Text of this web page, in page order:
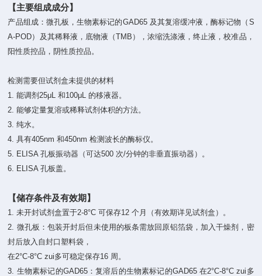
【主要组成成分】
产品组成：微孔板，生物素标记的GAD65 及其复溶缓冲液，酶标记物（S
A-POD）及其稀释液，底物液（TMB），浓缩洗涤液，终止液，校准品，
阳性质控品，阴性质控品。
检测需要但试剂盒未提供的材料
1. 能调剂25μL 和100μL 的移液器。
2. 能够定量复溶或稀释试剂体积的方法。
3. 纯水。
4. 具有405nm 和450nm 检测波长的酶标仪。
5. ELISA 孔板振动器（可达500 次/分钟的非垂直振动器）。
6. ELISA 孔板盖。
【储存条件及有效期】
1. 未开封试剂盒置于2-8°C 可保存12 个月（有效期详见试剂盒）。
2. 微孔板：包装开封后但未使用的板条需放回原铝箔袋，加入干燥剂，密
封后放入自封口塑料袋，
在2°C-8°C zui多可稳定保存16 周。
3. 生物素标记的GAD65：复溶后的生物素标记的GAD65 在2°C-8°C zui多